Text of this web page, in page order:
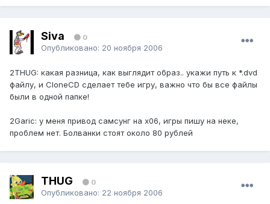
Siva 0
Опубликовано: 20 ноября 2006
2THUG: какая разница, как выглядит образ.. укажи путь к *.dvd
файлу, и CloneCD сделает тебе игру, важно что бы все файлы
были в одной папке!
2Garic: у меня привод самсунг на х06, игры пишу на неке,
проблем нет. Болванки стоят около 80 рублей
THUG 0
Опубликовано: 22 ноября 2006